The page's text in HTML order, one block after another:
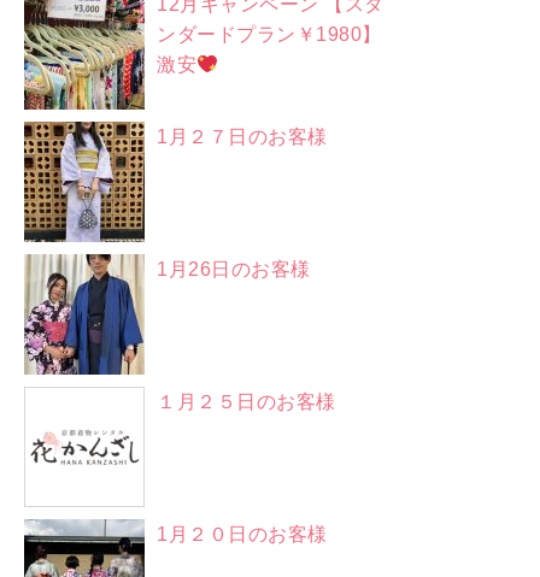
12月キャンペーン 【スタ
ンダードプラン￥1980】
激安
1月２７日のお客様
1月26日のお客様
１月２５日のお客様
1月２０日のお客様